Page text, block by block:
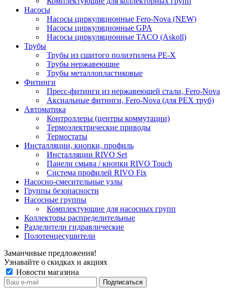
Насосы
Насосы циркуляционные Fero-Nova (NEW)
Насосы циркуляционные GPA
Насосы циркуляционные TACO (Askoll)
Трубы
Трубы из сшитого полиэтилена PE-X
Трубы нержавеющие
Трубы металлопластиковые
Фитинги
Пресс-фитинги из нержавеющей стали, Fero-Nova
Аксиальные фитинги, Fero-Nova (для PEX труб)
Автоматика
Контроллеры (центры коммутации)
Термоэлектрические приводы
Термостаты
Инсталляции, кнопки, профиль
Инсталляции RIVO Set
Панели смыва / кнопки RIVO Touch
Система профилей RIVO Fix
Насосно-смесительные узлы
Группы безопасности
Насосные группы
Комплектующие для насосных групп
Коллекторы распределительные
Разделители гидравлические
Полотенцесушители
Заманчивые предложения!
Узнавайте о скидках и акциях
Новости магазина